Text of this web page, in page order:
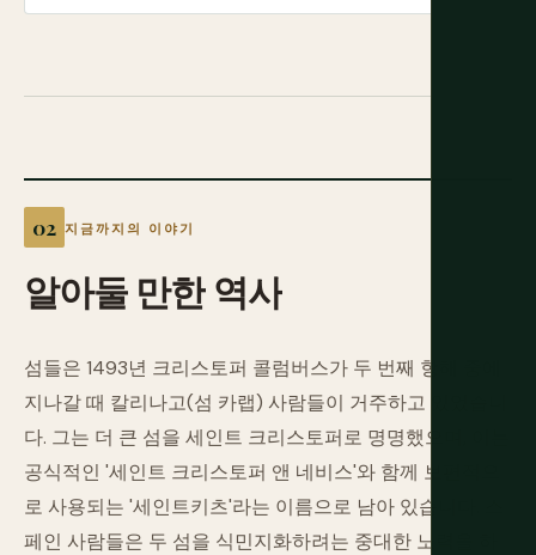
지금까지의 이야기
알아둘 만한 역사
섬들은 1493년 크리스토퍼 콜럼버스가 두 번째 항해 중에
지나갈 때 칼리나고(섬 카랩) 사람들이 거주하고 있었습니
다. 그는 더 큰 섬을 세인트 크리스토퍼로 명명했으며, 이는
공식적인 '세인트 크리스토퍼 앤 네비스'와 함께 보편적으
로 사용되는 '세인트키츠'라는 이름으로 남아 있습니다. 스
페인 사람들은 두 섬을 식민지화하려는 중대한 노력을 하